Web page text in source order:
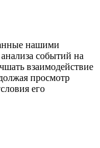
нашими
событий на
взаимодействие
просмотр
его